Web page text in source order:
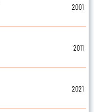
2001
2011
2021